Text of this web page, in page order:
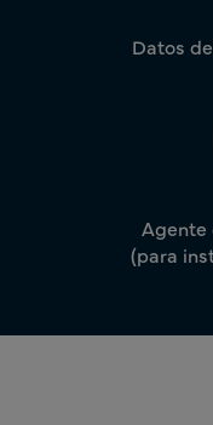
Datos
Agente
(para